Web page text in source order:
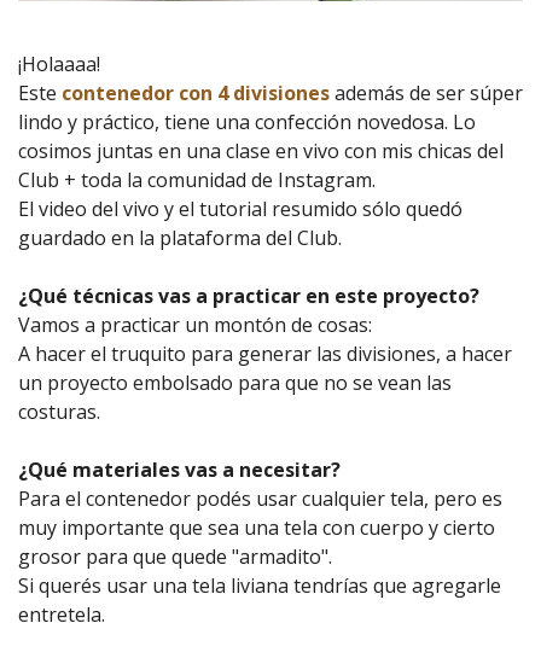
¡Holaaaa!
Este contenedor con 4 divisionesademás de ser súper
lindo y práctico, tiene una confección novedosa. Lo
cosimos juntas en una clase en vivo con mis chicas del
Club + toda la comunidad de Instagram.
El video del vivo y el tutorial resumido sólo quedó
guardado en la plataforma del Club.
¿Qué técnicas vas a practicar en este proyecto?
Vamos a practicar un montón de cosas:
A hacer el truquito para generar las divisiones, a hacer
un proyecto embolsado para que no se vean las
costuras.
¿Qué materiales vas a necesitar?
Para el contenedor podés usar cualquier tela, pero es
muy importante que sea una tela con cuerpo y cierto
grosor para que quede "armadito".
Si querés usar una tela liviana tendrías que agregarle
entretela.